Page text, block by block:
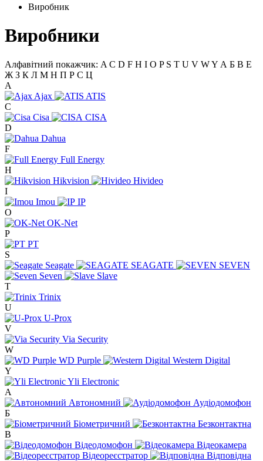
Виробник
Виробники
Алфавітний покажчик: A C D F H I O P S T U V WY А Б В Е
Ж З К Л М Н П Р С Ц
A
Ajax
ATIS
C
Cisa
CISA
D
Dahua
F
Full Energy
H
Hikvision
Hivideo
I
Imou
IP
O
OK-Net
P
PT
S
Seagate
SEAGATE
SEVEN
Seven
Slave
T
Trinix
U
U-Prox
V
Via Security
W
WD Purple
Western Digital
Y
Yli Electronic
А
Автономний
Аудіодомофон
Б
Біометричний
Безконтактна
В
Відеодомофон
Відеокамера
Відеореєстратор
Відповідна